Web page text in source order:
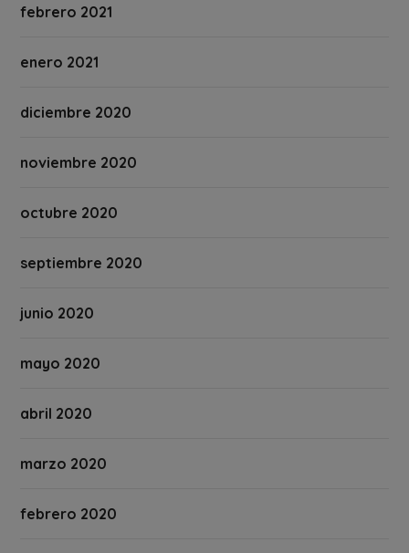
febrero 2021
enero 2021
diciembre 2020
noviembre 2020
octubre 2020
septiembre 2020
junio 2020
mayo 2020
abril 2020
marzo 2020
febrero 2020